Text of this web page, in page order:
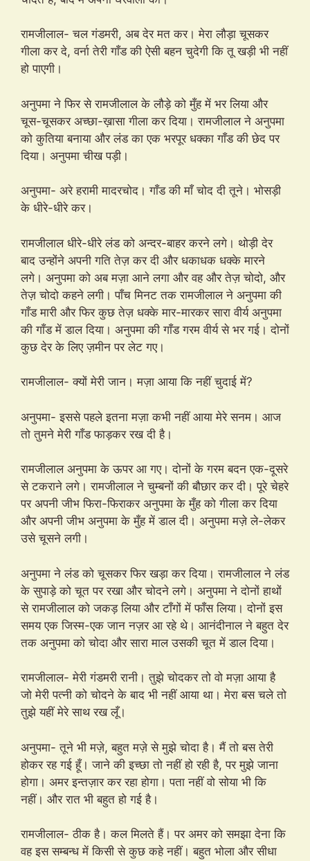
रामजीलाल- चल गंडमरी, अब देर मत कर। मेरा लौड़ा चूसकर
गीला कर दे, वर्ना तेरी गाँड की ऐसी बहन चुदेगी कि तू खड़ी भी नहीं
हो पाएगी।
अनुपमा ने फिर से रामजीलाल के लौड़े को मुँह में भर लिया और
चूस-चूसकर अच्छा-ख़ासा गीला कर दिया। रामजीलाल ने अनुपमा
को कुतिया बनाया और लंड का एक भरपूर धक्का गाँड की छेद पर
दिया। अनुपमा चीख पड़ी।
अनुपमा- अरे हरामी मादरचोद। गाँड की माँ चोद दी तूने। भोसड़ी
के धीरे-धीरे कर।
रामजीलाल धीरे-धीरे लंड को अन्दर-बाहर करने लगे। थोड़ी देर
बाद उन्होंने अपनी गति तेज़ कर दी और धकाधक धक्के मारने
लगे। अनुपमा को अब मज़ा आने लगा और वह और तेज़ चोदो, और
तेज़ चोदो कहने लगी। पाँच मिनट तक रामजीलाल ने अनुपमा की
गाँड मारी और फिर कुछ तेज़ धक्के मार-मारकर सारा वीर्य अनुपमा
की गाँड में डाल दिया। अनुपमा की गाँड गरम वीर्य से भर गई। दोनों
कुछ देर के लिए ज़मीन पर लेट गए।
रामजीलाल- क्यों मेरी जान। मज़ा आया कि नहीं चुदाई में?
अनुपमा- इससे पहले इतना मज़ा कभी नहीं आया मेरे सनम। आज
तो तुमने मेरी गाँड फाड़कर रख दी है।
रामजीलाल अनुपमा के ऊपर आ गए। दोनों के गरम बदन एक-दूसरे
से टकराने लगे। रामजीलाल ने चुम्बनों की बौछार कर दी। पूरे चेहरे
पर अपनी जीभ फिरा-फिराकर अनुपमा के मुँह को गीला कर दिया
और अपनी जीभ अनुपमा के मुँह में डाल दी। अनुपमा मज़े ले-लेकर
उसे चूसने लगी।
अनुपमा ने लंड को चूसकर फिर खड़ा कर दिया। रामजीलाल ने लंड
के सुपाड़े को चूत पर रखा और चोदने लगे। अनुपमा ने दोनों हाथों
से रामजीलाल को जकड़ लिया और टाँगों में फाँस लिया। दोनों इस
समय एक जिस्म-एक जान नज़र आ रहे थे। आनंदीनाल ने बहुत देर
तक अनुपमा को चोदा और सारा माल उसकी चूत में डाल दिया।
रामजीलाल- मेरी गंडमरी रानी। तुझे चोदकर तो वो मज़ा आया है
जो मेरी पत्नी को चोदने के बाद भी नहीं आया था। मेरा बस चले तो
तुझे यहीं मेरे साथ रख लूँ।
अनुपमा- तूने भी मज़े, बहुत मज़े से मुझे चोदा है। मैं तो बस तेरी
होकर रह गई हूँ। जाने की इच्छा तो नहीं हो रही है, पर मुझे जाना
होगा। अमर इन्तज़ार कर रहा होगा। पता नहीं वो सोया भी कि
नहीं। और रात भी बहुत हो गई है।
रामजीलाल- ठीक है। कल मिलते हैं। पर अमर को समझा देना कि
वह इस सम्बन्ध में किसी से कुछ कहे नहीं। बहुत भोला और सीधा